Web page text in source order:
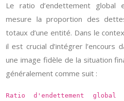
Le ratio d’endettement global
mesure la proportion des
totaux d’une entité. Dans le
il est crucial d’intégrer l’encours
une image fidèle de la situation
généralement comme suit :
Ratio d'endettement